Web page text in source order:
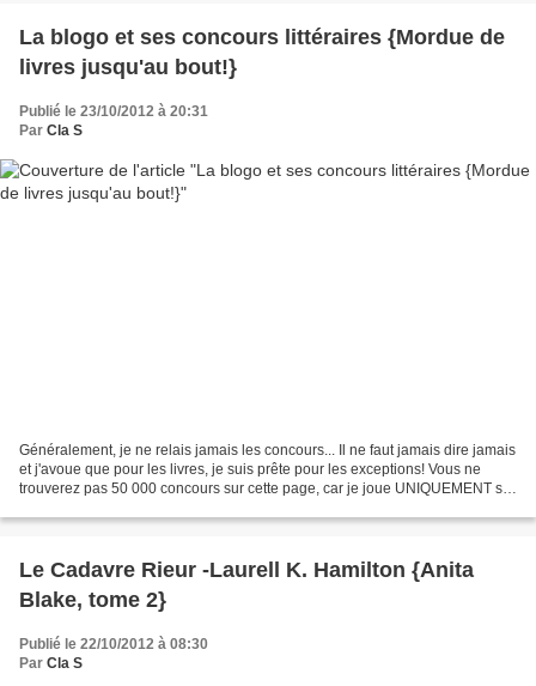
La blogo et ses concours littéraires {Mordue de
livres jusqu'au bout!}
Publié le 23/10/2012 à 20:31
Par Cla S
Généralement, je ne relais jamais les concours... Il ne faut jamais dire jamais
et j'avoue que pour les livres, je suis prête pour les exceptions! Vous ne
trouverez pas 50 000 concours sur cette page, car je joue UNIQUEMENT si
Le Cadavre Rieur -Laurell K. Hamilton {Anita
Blake, tome 2}
Publié le 22/10/2012 à 08:30
Par Cla S